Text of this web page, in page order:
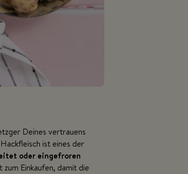
Deines vertrauens
ist eines der
oder eingefroren
Einkaufen, damit die